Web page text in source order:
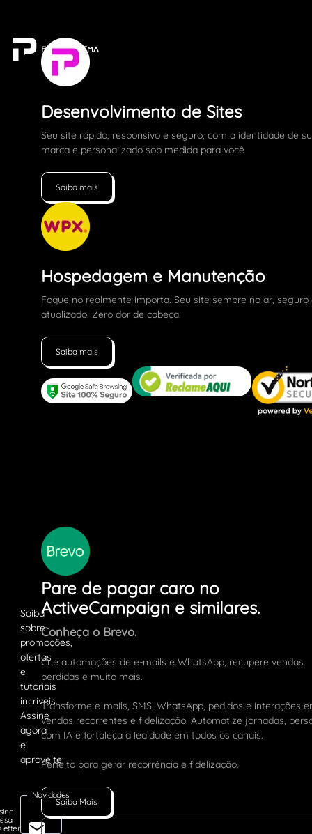
Novidades
Desenvolvimento de Sites
Seu site rápido, responsivo e seguro, com a identidade de
marca e personalizado sob medida para você
Saiba mais
Hospedagem e Manutenção
Foque no realmente importa. Seu site sempre no ar, seguro
atualizado. Zero dor de cabeça.
Saiba mais
Pare de pagar caro no
ActiveCampaign e similares.
Conheça o Brevo.
Crie automações de e-mails e WhatsApp, recupere vendas
perdidas e muito mais.
Transforme e-mails, SMS, WhatsApp, pedidos e interações
vendas recorrentes e fidelização. Automatize jornadas,
com IA e fortaleça a lealdade em todos os canais.
Perfeito para gerar recorrência e fidelização.
Saiba Mais